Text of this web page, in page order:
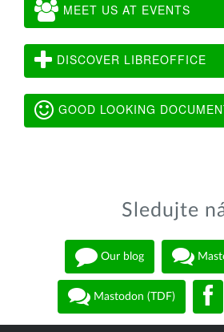
MEET US AT EVENTS
DISCOVER LIBREOFFICE
GOOD LOOKING
Sledujte
Our blog
Mastodon (TDF)